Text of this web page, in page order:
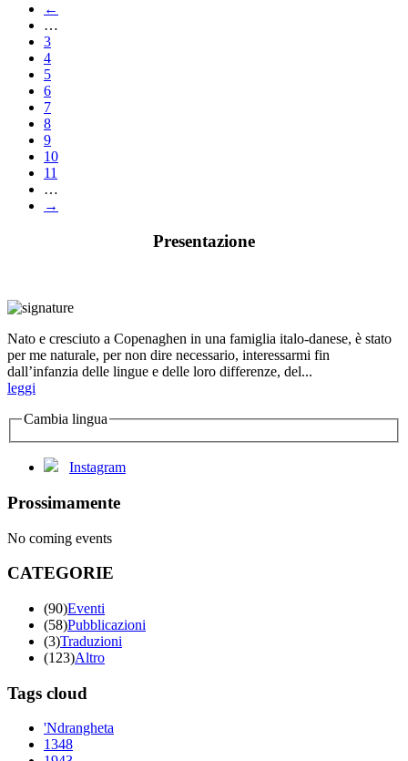
←
…
3
4
5
6
7
8
9
10
11
…
→
Presentazione
Nato e cresciuto a Copenaghen in una famiglia italo-danese, è stato
per me naturale, per non dire necessario, interessarmi fin
dall’infanzia delle lingue e delle loro differenze, del...
leggi
Cambia lingua
Instagram
Prossimamente
No coming events
CATEGORIE
(90)Eventi
(58)Pubblicazioni
(3)Traduzioni
(123)Altro
Tags cloud
'Ndrangheta
1348